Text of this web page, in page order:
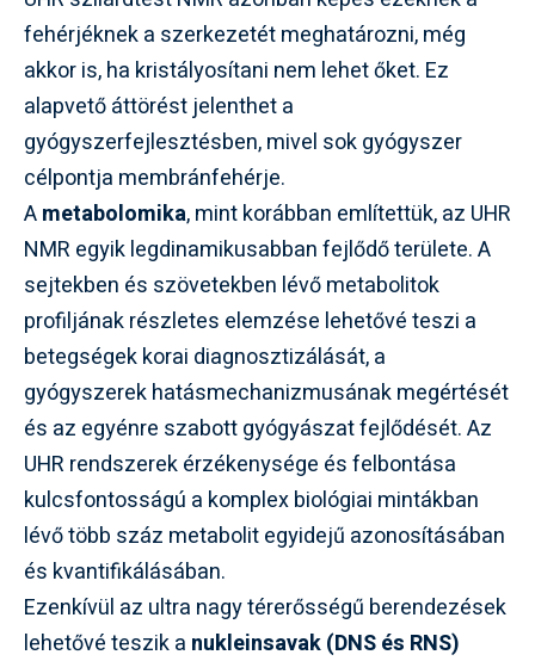
fehérjéknek a szerkezetét meghatározni, még
akkor is, ha kristályosítani nem lehet őket. Ez
alapvető áttörést jelenthet a
gyógyszerfejlesztésben, mivel sok gyógyszer
célpontja membránfehérje.
Ametabolomika, mint korábban említettük, az UHR
NMR egyik legdinamikusabban fejlődő területe. A
sejtekben és szövetekben lévő metabolitok
profiljának részletes elemzése lehetővé teszi a
betegségek korai diagnosztizálását, a
gyógyszerek hatásmechanizmusának megértését
és az egyénre szabott gyógyászat fejlődését. Az
UHR rendszerek érzékenysége és felbontása
kulcsfontosságú a komplex biológiai mintákban
lévő több száz metabolit egyidejű azonosításában
és kvantifikálásában.
Ezenkívül az ultra nagy térerősségű berendezések
lehetővé teszik a nukleinsavak (DNS és RNS)